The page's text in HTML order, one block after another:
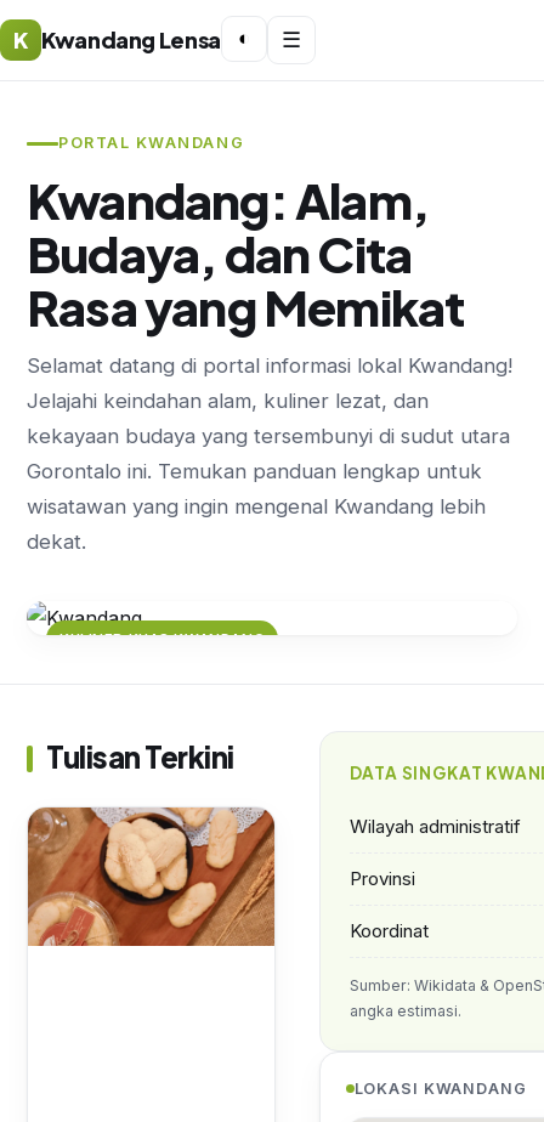
K Kwandang Lensa ◐ ☰
PORTAL KWANDANG
Kwandang: Alam,
Budaya, dan Cita
Rasa yang Memikat
Selamat datang di portal informasi lokal Kwandang!
Jelajahi keindahan alam, kuliner lezat, dan
kekayaan budaya yang tersembunyi di sudut utara
Gorontalo ini. Temukan panduan lengkap untuk
wisatawan yang ingin mengenal Kwandang lebih
dekat.
KULINER KHAS KWANDANG
Menggugah Selera
Tulisan Terkini DATA SINGKAT
Wilayah administratif
Provinsi
Koordinat
Sumber: Wikidata &
angka estimasi.
LOKASI KWANDANG